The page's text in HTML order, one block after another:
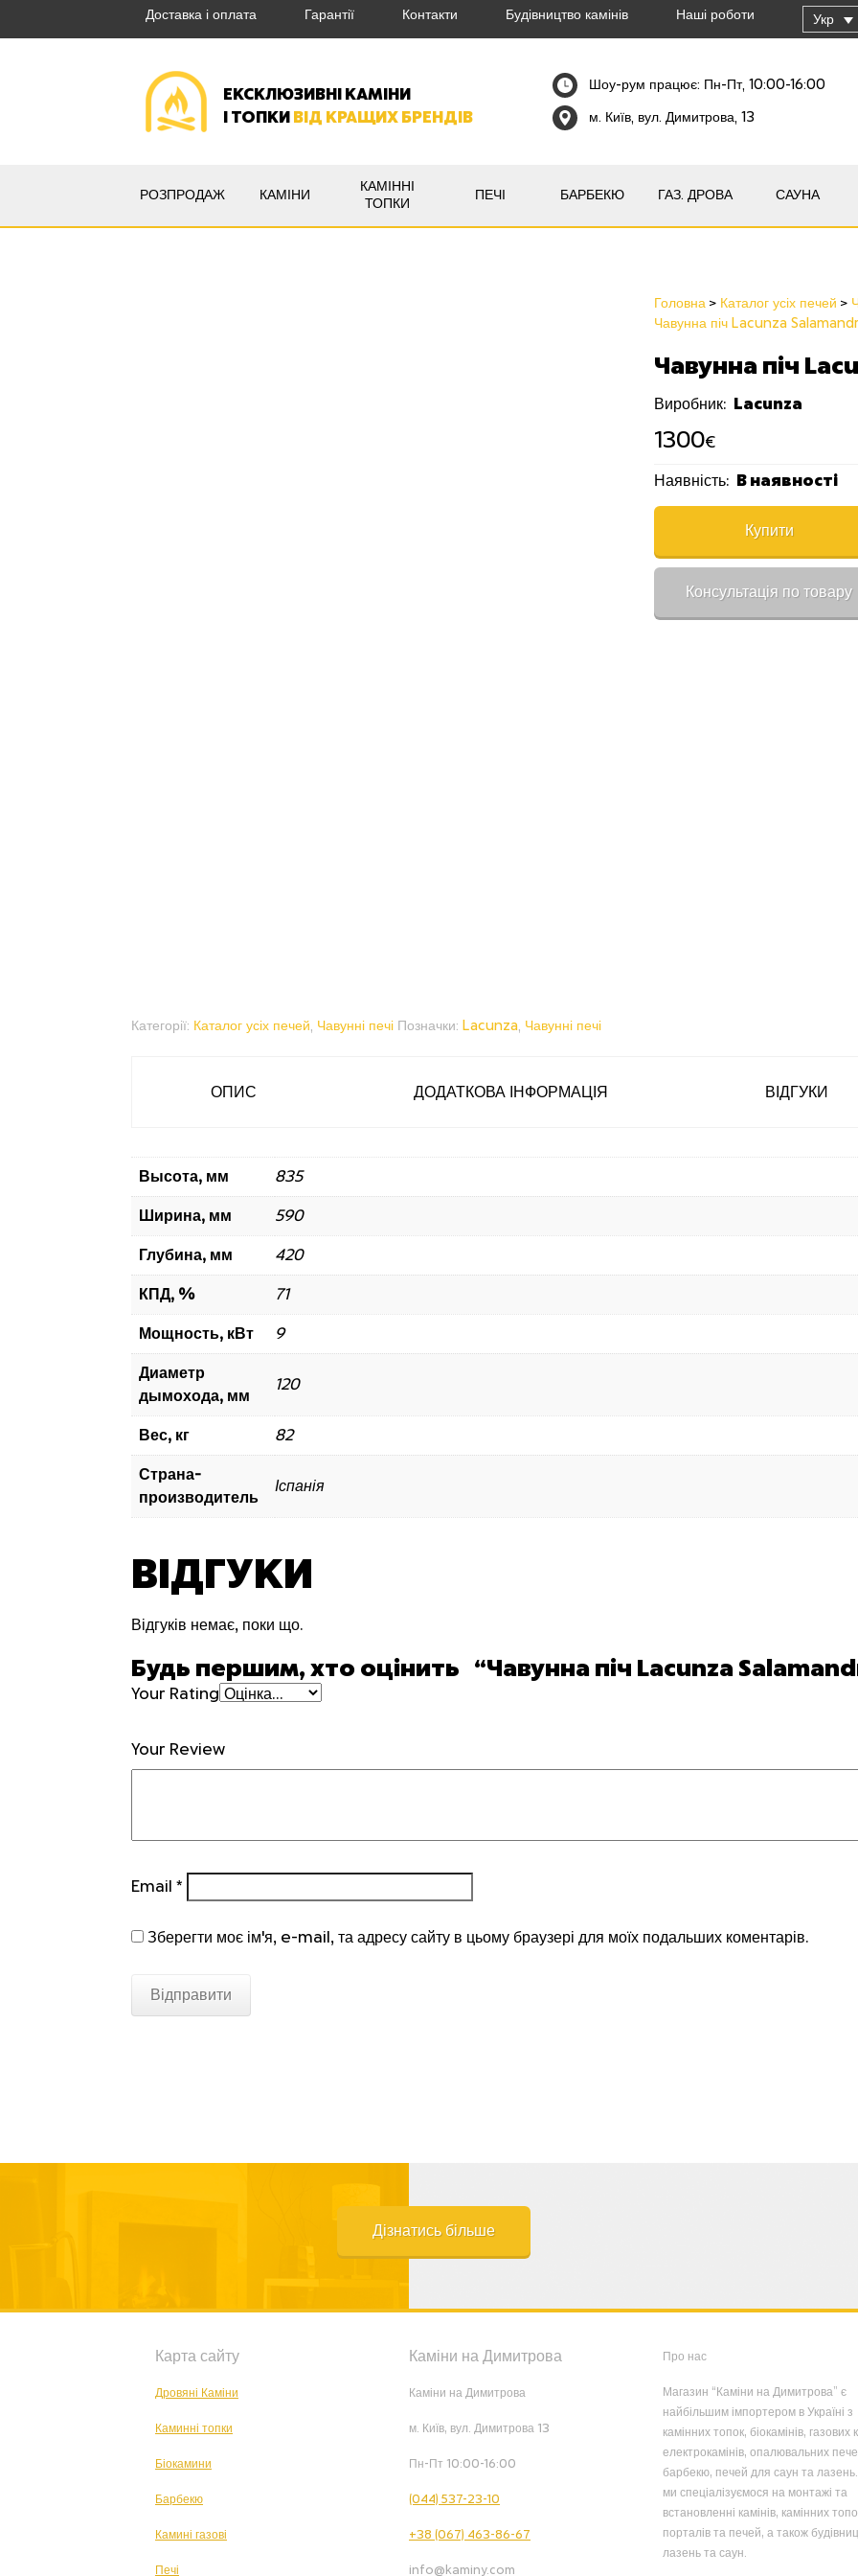
Доставка і оплата Гарантії Контакти Будівництво камінів Наші роботи Укр
ЕКСКЛЮЗИВНІ КАМІНИ
І ТОПКИВІД КРАЩИХ БРЕНДІВ
Шоу-рум працює: Пн-Пт, 10:00-16:00
м. Київ, вул. Димитрова, 13
РОЗПРОДАЖ КАМІНИ
КАМІННІ
ТОПКИ
ПЕЧІ БАРБЕКЮ ГАЗ. ДРОВА САУНА
Головна Каталог усіх печей
Чавунна піч Lacunza
Чавунна піч
Виробник: Lacunza
1300€
Наявність: В наявності
Купити
Консультація по товару
Категорії: Каталог усіх печей, Чавунні печі Позначки: Lacunza, Чавунні печі
ОПИС ДОДАТКОВА ІНФОРМАЦІЯ ВІДГУКИ
Высота, мм 835
Ширина, мм 590
Глубина, мм 420
КПД, % 71
Мощность, кВт 9
Диаметр
дымохода, мм
120
Вес, кг 82
Страна-
производитель
Іспанія
ВІДГУКИ
Відгуків немає, поки що.
Будь першим, хто оцінить “Чавунна піч Lacunza
Your Rating
Your Review
Email *
Зберегти моє ім'я, e-mail, та адресу сайту в цьому браузері для моїх подальших коментарів.
Дізнатись більше
Карта сайту
Дровяні Каміни
Каминні топки
Біокамини
Барбекю
Камині газові
Печі
Каміни на Димитрова
Каміни на Димитрова
м. Київ, вул. Димитрова 13
Пн-Пт 10:00-16:00
(044) 537-23-10
+38 (067) 463-86-67
info@kaminy.com
Про нас
Магазин “Каміни на Димитрова” є
найбільшим імпортером в Україні з
камінних топок, біокамінів, газових
електрокамінів, опалювальних
барбекю, печей для саун та
ми спеціалізуємося на монтажі та
встановленні камінів, камінних
порталів та печей, а також
лазень та саун.